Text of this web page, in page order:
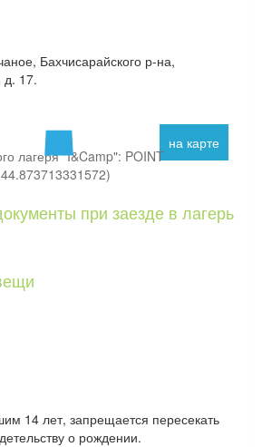
Бахчисарайского р-на,
17.
на карте
лагеря "I&Camp": POINT
при заезде в лагерь
14 лет, запрещается пересекать
о рождении.